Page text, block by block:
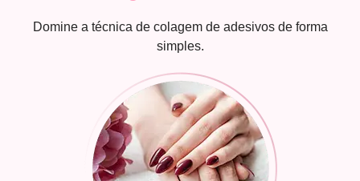
Domine a técnica de colagem de adesivos de forma
simples.